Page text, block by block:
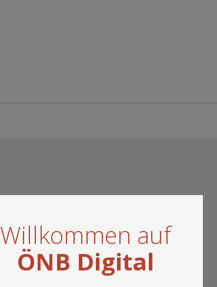
Willkommen auf
ÖNB Digital